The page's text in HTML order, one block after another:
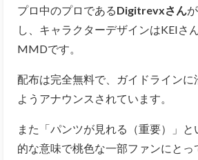
プロ中のプロであるDigitrevxさん
し、キャラクターデザインはKEIさ
MMDです。
配布は完全無料で、ガイドラインに
ようアナウンスされています。
また「パンツが見れる（重要）」
的な意味で桃色な一部ファンにとっ